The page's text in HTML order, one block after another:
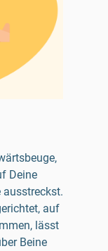
Deine
ausstreckst.
auf
lässt
Beine